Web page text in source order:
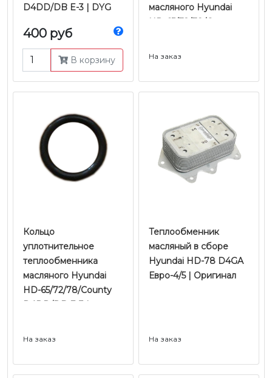
D4DD/DB E-3 | DYG
400 руб
В корзину
масляного Hyundai
HD-65/72/78/County
На заказ
Кольцо
уплотнительное
теплообменника
масляного Hyundai
HD-65/72/78/County
D4DD/DB E-3 |
На заказ
Теплообменник
масляный в сборе
Hyundai HD-78 D4GA
Евро-4/5 | Оригинал
На заказ